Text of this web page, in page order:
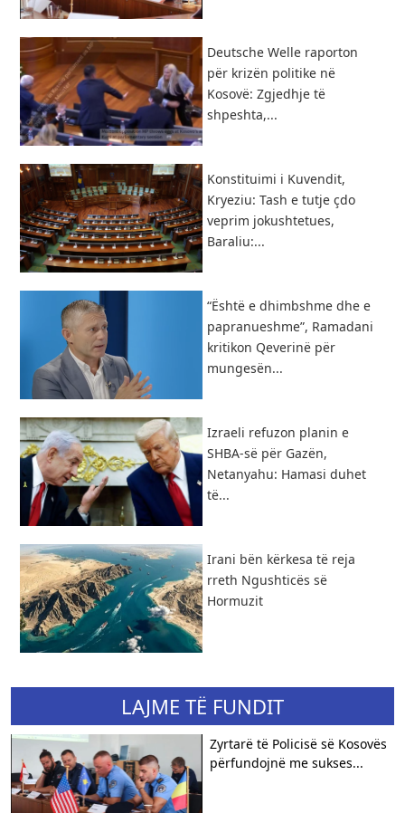
Deutsche Welle raporton
për krizën politike në
Kosovë: Zgjedhje të
shpeshta,...
​Konstituimi i Kuvendit,
Kryeziu: Tash e tutje çdo
veprim jokushtetues,
Baraliu:...
“Është e dhimbshme dhe e
papranueshme”, Ramadani
kritikon Qeverinë për
mungesën...
Izraeli refuzon planin e
SHBA-së për Gazën,
Netanyahu: Hamasi duhet
të...
​Irani bën kërkesa të reja
rreth Ngushticës së
Hormuzit
LAJME TË FUNDIT
Zyrtarë të Policisë së Kosovës
përfundojnë me sukses...